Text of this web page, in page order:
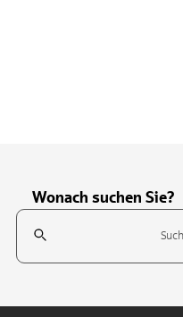
Wonach suchen Sie?
Suchfeld